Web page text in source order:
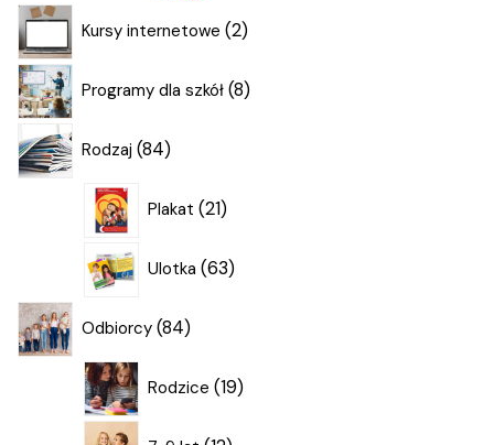
Kursy internetowe 2
2
produkty
Programy dla szkół 8
8
produktów
Rodzaj 84
84
produkty
Plakat 21
21
produktów
Ulotka 63
63
produkty
Odbiorcy 84
84
produkty
Rodzice 19
19
produktów
12